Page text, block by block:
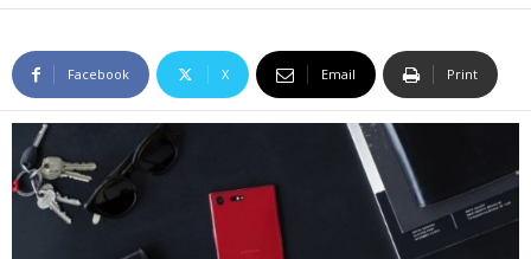
Facebook X Email Print